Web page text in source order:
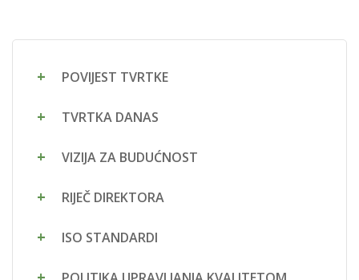
POVIJEST TVRTKE
TVRTKA DANAS
VIZIJA ZA BUDUĆNOST
RIJEČ DIREKTORA
ISO STANDARDI